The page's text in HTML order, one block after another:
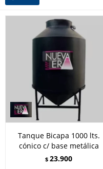
Tanque Bicapa 1000 lts.
cónico c/ base metálica
$ 23.900